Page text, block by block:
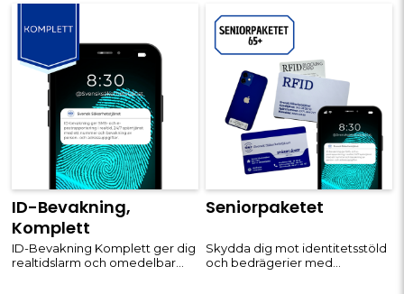
kunna agera om något
avancerad ID-bevakning och
extra skyddsåtgärder kan du
känna dig trygg i alla lägen. -
Med avancerad ID-bevakning
och extra skyddsåtgärder kan
du känna dig trygg i alla
situationer. - Bevakning av dina
personuppgifter. - Omed
ID-Bevakning,
Komplett
ID-Bevakning Komplett ger dig
realtidslarm och omedelbar
Seniorpaketet
Skydda dig mot identitetsstöld
och bedrägerier med